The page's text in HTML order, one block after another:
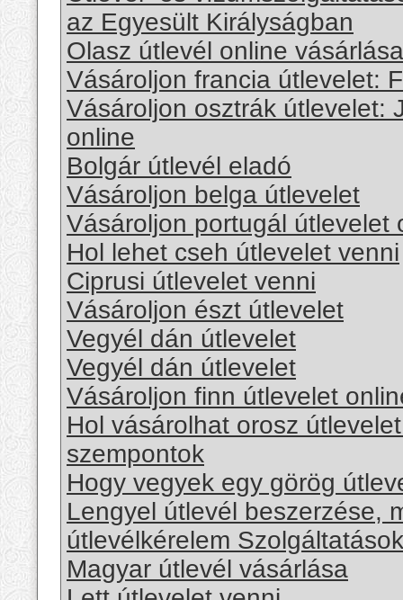
az Egyesült Királyságban
Olasz útlevél online
Vásároljon francia útlevelet:
Vásároljon osztrák útlevelet:
online
Bolgár útlevél eladó
Vásároljon belga útlevelet
Vásároljon portugál útlevelet
Hol lehet cseh útlevelet venni
Ciprusi útlevelet venni
Vásároljon észt útlevelet
Vegyél dán útlevelet
Vegyél dán útlevelet
Vásároljon finn útlevelet
Hol vásárolhat orosz
szempontok
Hogy vegyek egy görög
Lengyel útlevél beszerzése,
útlevélkérelem Szolgáltatások
Magyar útlevél vásárlása